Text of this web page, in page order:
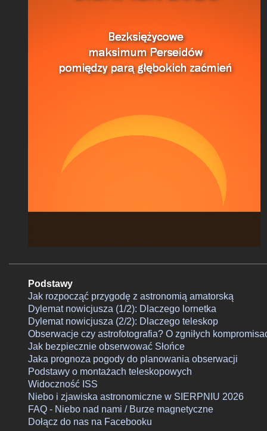
Podstawy
Jak rozpocząć przygodę z astronomią amatorską
Dylemat nowicjusza (1/2): Dlaczego lornetka
Dylemat nowicjusza (2/2): Dlaczego teleskop
Obserwacje czy astrofotografia? O zgniłych
Jak bezpiecznie obserwować Słońce
Jaka prognoza pogody do planowania obserwacji
Podstawy o montażach teleskopowych
Widoczność ISS
Niebo i zjawiska astronomiczne w SIERPNIU 2026
FAQ - Niebo nad nami / Burze magnetyczne
Dołącz do nas na Facebooku